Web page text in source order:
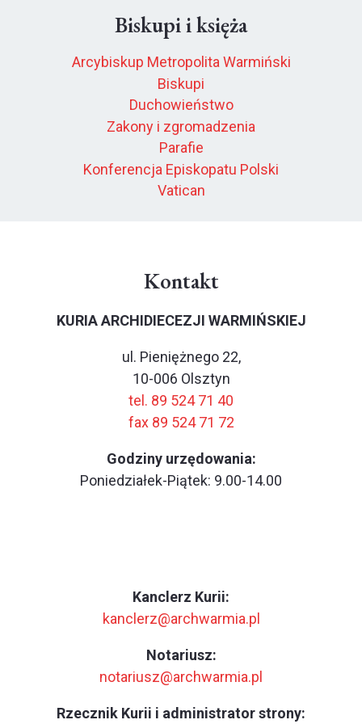
Biskupi i księża
Arcybiskup Metropolita Warmiński
Biskupi
Duchowieństwo
Zakony i zgromadzenia
Parafie
Konferencja Episkopatu Polski
Vatican
Kontakt
KURIA ARCHIDIECEZJI WARMIŃSKIEJ
ul. Pieniężnego 22,
10-006 Olsztyn
tel. 89 524 71 40
fax 89 524 71 72
Godziny urzędowania:
Poniedziałek-Piątek: 9.00-14.00
Kanclerz Kurii:
kanclerz@archwarmia.pl
Notariusz:
notariusz@archwarmia.pl
Rzecznik Kurii i administrator strony: